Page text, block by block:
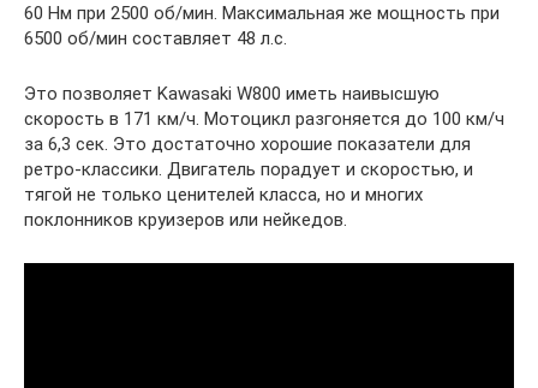
60 Нм при 2500 об/мин. Максимальная же мощность при
6500 об/мин составляет 48 л.с.
Это позволяет Kawasaki W800 иметь наивысшую
скорость в 171 км/ч. Мотоцикл разгоняется до 100 км/ч
за 6,3 сек. Это достаточно хорошие показатели для
ретро-классики. Двигатель порадует и скоростью, и
тягой не только ценителей класса, но и многих
поклонников круизеров или нейкедов.